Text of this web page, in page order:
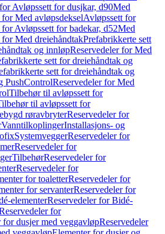
Avløpssett for dusjkar, d90Med
for Med avløpsdekselAvløpssett for
Avløpssett for badekar, d52Med
for Med dreiehåndtakPrefabrikkerte sett
og innløpReservedeler for Med
sett for dreiehåndtak og
sett for dreiehåndtak og
PushControlReservedeler for Med
Tilbehør til avløpssett for
til avløpssett for
røravbryterReservedeler for
VanntilkoplingerInstallasjons- og
SystemveggerReservedeler for
Reservedeler for
TilbehørReservedeler for
Reservedeler for
for toaletterReservedeler for
for servanterReservedeler for
elementerReservedeler for Bidé-
for
for dusjer med veggavløpReservedeler